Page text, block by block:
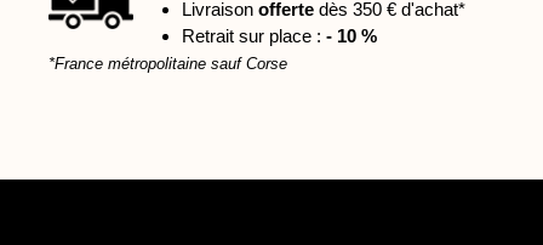
Livraison offerte dès 350 € d'achat*
Retrait sur place : - 10 %
*France métropolitaine sauf Corse